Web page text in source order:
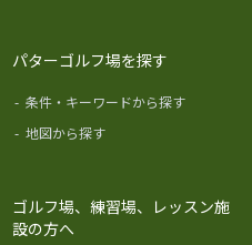
パターゴルフ場を探す
- 条件・キーワードから探す
- 地図から探す
ゴルフ場、練習場、レッスン施
設の方へ